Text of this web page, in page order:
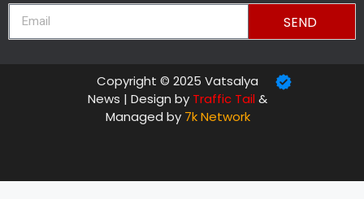
SEND
Copyright © 2025 Vatsalya
News | Design by Traffic Tail&
Managed by 7k Network